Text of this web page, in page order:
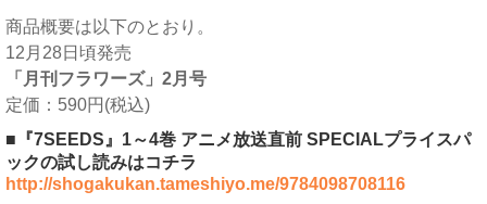
商品概要は以下のとおり。
12月28日頃発売
「月刊フラワーズ」2月号
定価：590円(税込)
■『7SEEDS』1～4巻 アニメ放送直前 SPECIALプライスパ
ックの試し読みはコチラ
http://shogakukan.tameshiyo.me/9784098708116